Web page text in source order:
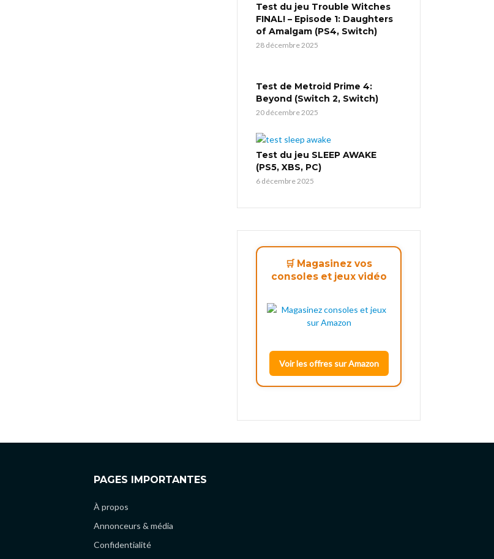
Test du jeu Trouble Witches
FINAL! – Episode 1: Daughters
of Amalgam (PS4, Switch)
28 décembre 2025
Test de Metroid Prime 4:
Beyond (Switch 2, Switch)
20 décembre 2025
Test du jeu SLEEP AWAKE
(PS5, XBS, PC)
6 décembre 2025
🛒 Magasinez vos
consoles et jeux vidéo
Voir les offres sur Amazon
PAGES IMPORTANTES
À propos
Annonceurs & média
Confidentialité